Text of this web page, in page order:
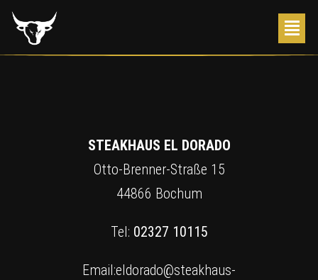
STEAKHAUS EL DORADO
Otto-Brenner-Straße 15
44866 Bochum
Tel: 02327 10115
Email:eldorado@steakhaus-